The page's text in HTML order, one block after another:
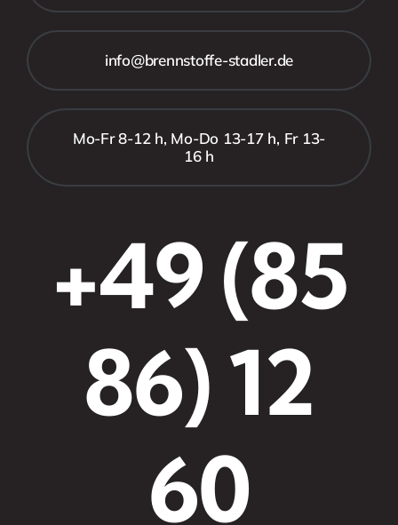
info@brennstoffe-stadler.de
Mo-Fr 8-12 h, Mo-Do 13-17 h, Fr 13-
16 h
+49 (85
86) 12
60